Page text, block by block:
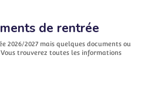
de rentrée
2026/2027 mais quelques documents ou
trouverez toutes les informations